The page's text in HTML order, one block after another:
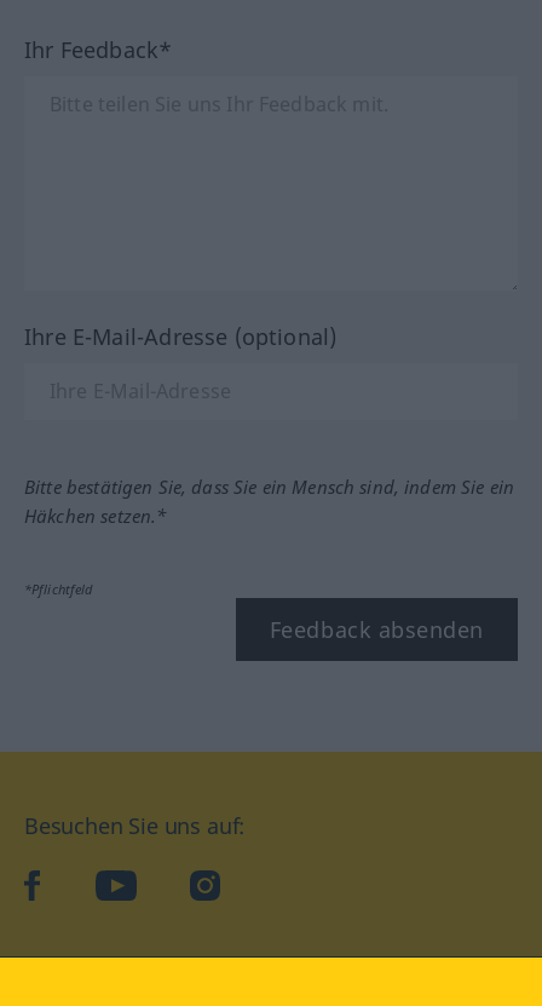
Ihr Feedback*
Ihre E-Mail-Adresse (optional)
Bitte bestätigen Sie, dass Sie ein Mensch sind, indem Sie ein
Häkchen setzen.*
*Pflichtfeld
Feedback absenden
Besuchen Sie uns auf:
facebookYouTube Instagram